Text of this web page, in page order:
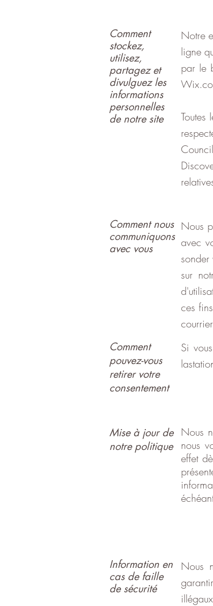
Comment
stockez,
utilisez,
partagez et
divulguez les
informations
personnelles
de notre site
Notre
ligne
par le
Toutes
Comment nous
communiquons
avec vous
Nous
avec
sur
ces
Comment
pouvez-vous
retirer votre
consentement
Si
Mise à jour de
notre politique
Nous
nous
effet
Information en
cas de faille
de sécurité
Nous